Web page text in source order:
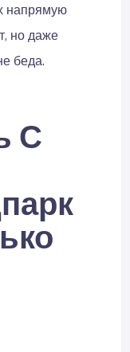
напрямую
но даже
беда.
С